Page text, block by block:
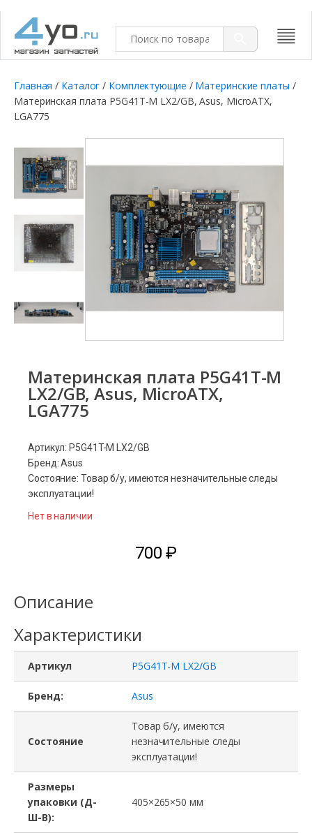
Главная / Каталог / Комплектующие / Материнские платы /
Материнская плата P5G41T-M LX2/GB, Asus, MicroATX,
LGA775
Материнская плата P5G41T-M
LX2/GB, Asus, MicroATX,
LGA775
Артикул: P5G41T-M LX2/GB
Бренд: Asus
Состояние: Товар б/у, имеются незначительные следы
эксплуатации!
Нет в наличии
700₽
Описание
Характеристики
Артикул P5G41T-M LX2/GB
Бренд: Asus
Состояние
Товар б/у, имеются
незначительные следы
эксплуатации!
Размеры
упаковки (Д-
Ш-В):
405×265×50 мм